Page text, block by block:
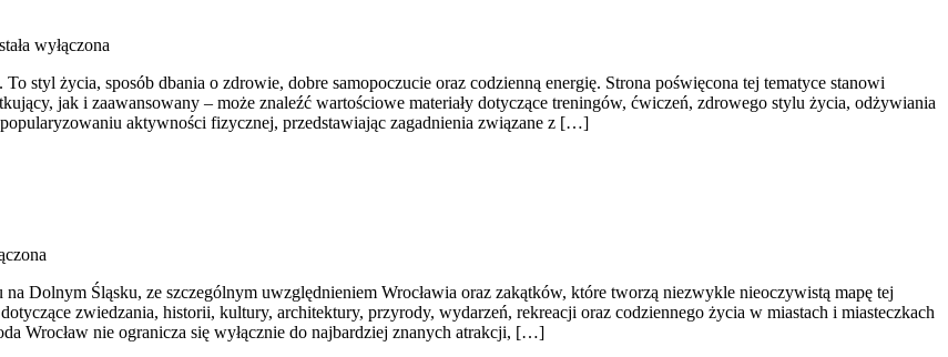
wyłączona
styl życia, sposób dbania o zdrowie, dobre samopoczucie oraz codzienną energię. Strona poświęcona tej tematyce stanowi
jak i zaawansowany – może znaleźć wartościowe materiały dotyczące treningów, ćwiczeń, zdrowego stylu życia, odżywiania
aktywności fizycznej, przedstawiając zagadnienia związane z […]
Dolnym Śląsku, ze szczególnym uwzględnieniem Wrocławia oraz zakątków, które tworzą niezwykle nieoczywistą mapę tej
zwiedzania, historii, kultury, architektury, przyrody, wydarzeń, rekreacji oraz codziennego życia w miastach i miasteczkach
Wrocław nie ogranicza się wyłącznie do najbardziej znanych atrakcji, […]